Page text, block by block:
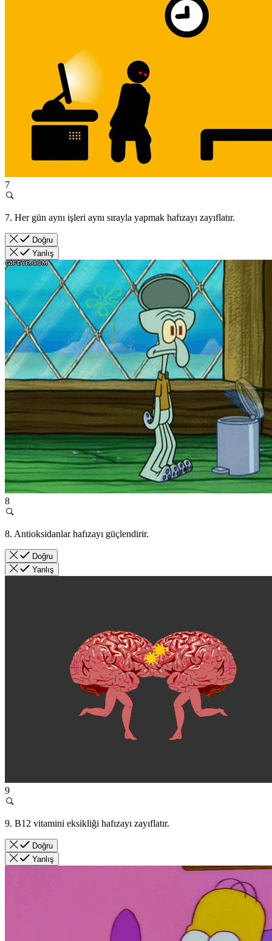
7
7. Her gün aynı işleri aynı sırayla yapmak hafızayı zayıflatır.
Doğru
Yanlış
8
8. Antioksidanlar hafızayı güçlendirir.
Doğru
Yanlış
9
9. B12 vitamini eksikliği hafızayı zayıflatır.
Doğru
Yanlış